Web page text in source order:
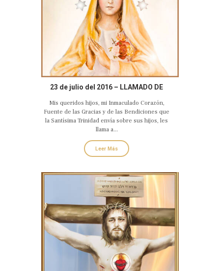
23 de julio del 2016 – LLAMADO DE
DOLOROSO E INMACULADO DE MARÍA
Mis queridos hijos, mi Inmaculado Corazón,
Fuente de las Gracias y de las Bendiciones que
la Santísima Trinidad envía sobre sus hijos, les
llama a...
Leer Más